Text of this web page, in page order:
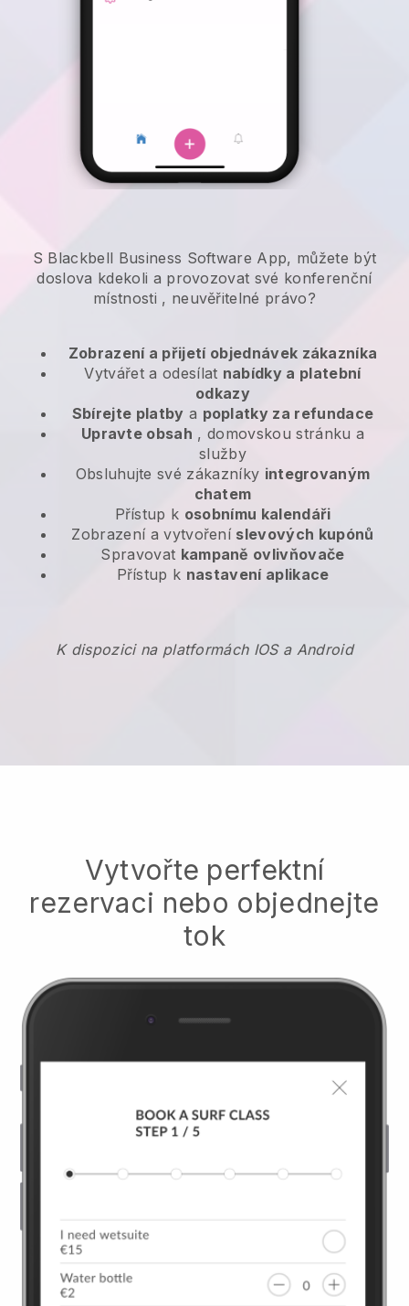
S Blackbell Business Software App, můžete být
doslova kdekoli a provozovat své konferenční
místnosti , neuvěřitelné právo?
Zobrazení a přijetí objednávek zákazníka
Vytvářet a odesílat nabídky a platební
odkazy
Sbírejte platby a poplatky za refundace
Upravte obsah , domovskou stránku a
služby
Obsluhujte své zákazníky integrovaným
chatem
Přístup k osobnímu kalendáři
Zobrazení a vytvoření slevových kupónů
Spravovat kampaně ovlivňovače
Přístup k nastavení aplikace
K dispozici na platformách IOS a Android
Vytvořte perfektní
rezervaci nebo objednejte
tok